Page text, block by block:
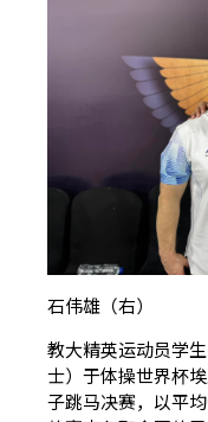
石伟雄（右）
教大精英运动员学
士）于体操世界杯
子跳马决赛，以平